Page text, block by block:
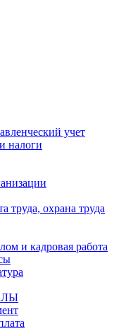
учет
налоги
труда, охрана труда
и кадровая работа